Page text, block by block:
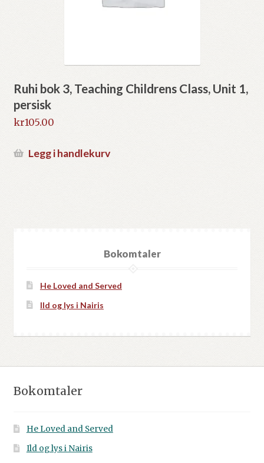
Ruhi bok 3, Teaching Childrens Class, Unit 1,
persisk
kr105.00
Legg i handlekurv
Bokomtaler
He Loved and Served
Ild og lys i Nairis
Bokomtaler
He Loved and Served
Ild og lys i Nairis